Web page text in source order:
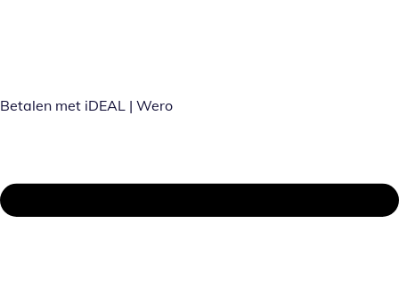
Betalen met iDEAL | Wero